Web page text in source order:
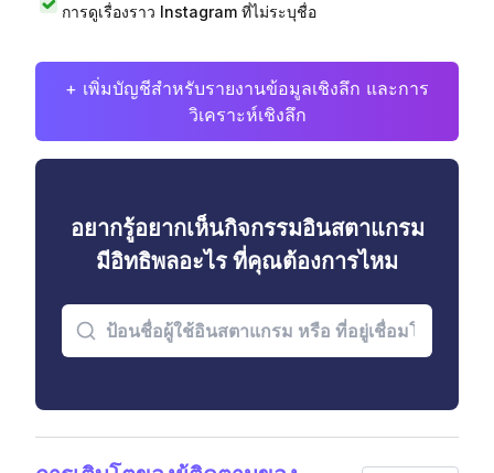
การดูเรื่องราว Instagram ที่ไม่ระบุชื่อ
+ เพิ่มบัญชีสำหรับรายงานข้อมูลเชิงลึก และการ
วิเคราะห์เชิงลึก
อยากรู้อยากเห็นกิจกรรมอินสตาแกรม
มีอิทธิพลอะไร ที่คุณต้องการไหม